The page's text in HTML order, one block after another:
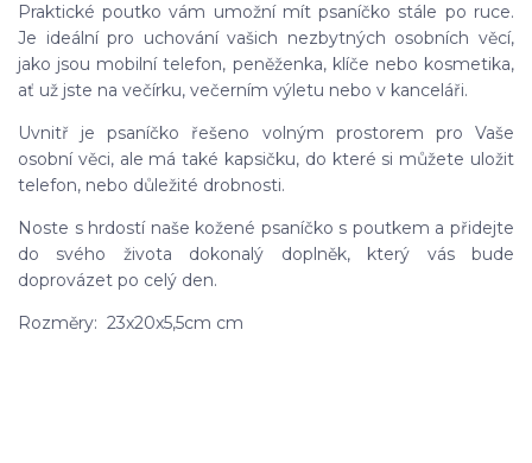
Praktické poutko vám umožní mít psaníčko stále po ruce.
Je ideální pro uchování vašich nezbytných osobních věcí,
jako jsou mobilní telefon, peněženka, klíče nebo kosmetika,
ať už jste na večírku, večerním výletu nebo v kanceláři.
Uvnitř je psaníčko řešeno volným prostorem pro Vaše
osobní věci, ale má také kapsičku, do které si můžete uložit
telefon, nebo důležité drobnosti.
Noste s hrdostí naše kožené psaníčko s poutkem a přidejte
do svého života dokonalý doplněk, který vás bude
doprovázet po celý den.
Rozměry: 23x20x5,5cm cm